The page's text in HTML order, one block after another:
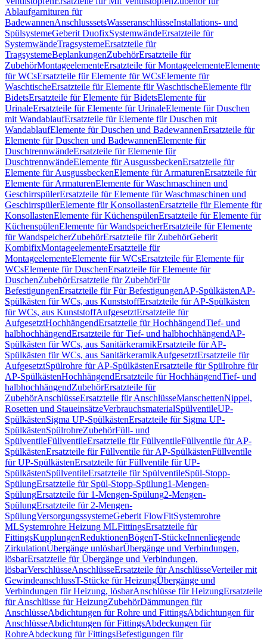
Ablaufgarnituren für
BadewannenAnschlusssetsWasseranschlüsseInstallations- und
SpülsystemeGeberit DuofixSystemwändeErsatzteile für
SystemwändeTragsystemeErsatzteile für
TragsystemeBeplankungenZubehörErsatzteile für
ZubehörMontageelementeErsatzteile für MontageelementeElemente
für WCsErsatzteile für Elemente für WCsElemente für
WaschtischeErsatzteile für Elemente für WaschtischeElemente für
BidetsErsatzteile für Elemente für BidetsElemente für
UrinaleErsatzteile für Elemente für UrinaleElemente für Duschen
mit WandablaufErsatzteile für Elemente für Duschen mit
WandablaufElemente für Duschen und BadewannenErsatzteile für
Elemente für Duschen und BadewannenElemente für
DuschtrennwändeErsatzteile für Elemente für
DuschtrennwändeElemente für AusgussbeckenErsatzteile für
Elemente für AusgussbeckenElemente für ArmaturenErsatzteile für
Elemente für ArmaturenElemente für Waschmaschinen und
GeschirrspülerErsatzteile für Elemente für Waschmaschinen und
GeschirrspülerElemente für KonsollastenErsatzteile für Elemente für
KonsollastenElemente für KüchenspülenErsatzteile für Elemente für
KüchenspülenElemente für WandspeicherErsatzteile für Elemente
für WandspeicherZubehörErsatzteile für ZubehörGeberit
KombifixMontageelementeErsatzteile für
MontageelementeElemente für WCsErsatzteile für Elemente für
WCsElemente für DuschenErsatzteile für Elemente für
DuschenZubehörErsatzteile für ZubehörFür
BefestigungenErsatzteile für Für BefestigungenAP-SpülkästenAP-
Spülkästen für WCs, aus KunststoffErsatzteile für AP-Spülkästen
für WCs, aus KunststoffAufgesetztErsatzteile für
AufgesetztHochhängendErsatzteile für HochhängendTief- und
halbhochhängendErsatzteile für Tief- und halbhochhängendAP-
Spülkästen für WCs, aus SanitärkeramikErsatzteile für AP-
Spülkästen für WCs, aus SanitärkeramikAufgesetztErsatzteile für
AufgesetztSpülrohre für AP-SpülkästenErsatzteile für Spülrohre für
AP-SpülkästenHochhängendErsatzteile für HochhängendTief- und
halbhochhängendZubehörErsatzteile für
ZubehörAnschlüsseErsatzteile für AnschlüsseManschettenNippel,
Rosetten und StaueinsätzeVerbrauchsmaterialSpülventileUP-
SpülkästenSigma UP-SpülkästenErsatzteile für Sigma UP-
SpülkästenSpülrohreZubehörFüll- und
SpülventileFüllventileErsatzteile für FüllventileFüllventile für AP-
SpülkästenErsatzteile für Füllventile für AP-SpülkästenFüllventile
für UP-SpülkästenErsatzteile für Füllventile für UP-
SpülkästenSpülventileErsatzteile für SpülventileSpül-Stopp-
SpülungErsatzteile für Spül-Stopp-Spülung1-Mengen-
SpülungErsatzteile für 1-Mengen-Spülung2-Mengen-
SpülungErsatzteile für 2-Mengen-
SpülungVersorgungssystemeGeberit FlowFitSystemrohre
MLSystemrohre Heizung MLFittingsErsatzteile für
FittingsKupplungenReduktionenBögenT-StückeInnenliegende
ZirkulationÜbergänge unlösbarÜbergänge und Verbindungen,
lösbarErsatzteile für Übergänge und Verbindungen,
lösbarVerschlüsseAnschlüsseErsatzteile für AnschlüsseVerteiler mit
GewindeanschlussT-Stücke für HeizungÜbergänge und
Verbindungen für Heizung, lösbarAnschlüsse für HeizungErsatzteile
für Anschlüsse für HeizungZubehörDämmungen für
AnschlüsseAbdichtungen für Rohre und FittingsAbdichtungen für
AnschlüsseAbdichtungen für FittingsAbdeckungen für
RohreAbdeckung für FittingsBefestigungen für